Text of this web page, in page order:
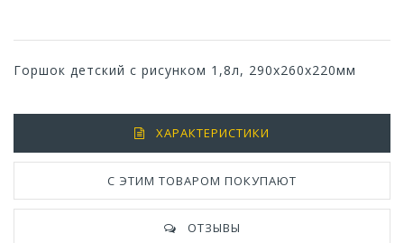
Горшок детский с рисунком 1,8л, 290х260х220мм
ХАРАКТЕРИСТИКИ
С ЭТИМ ТОВАРОМ ПОКУПАЮТ
ОТЗЫВЫ